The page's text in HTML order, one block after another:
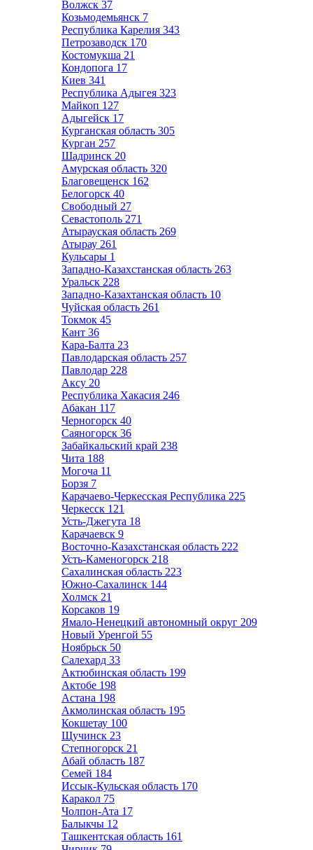
Волжск 37
Козьмодемьянск 7
Республика Карелия 343
Петрозаводск 170
Костомукша 21
Кондопога 17
Киев 341
Республика Адыгея 323
Майкоп 127
Адыгейск 17
Курганская область 305
Курган 257
Шадринск 20
Амурская область 320
Благовещенск 162
Белогорск 40
Свободный 27
Севастополь 271
Атырауская область 269
Атырау 261
Кульсары 1
Западно-Казахстанская область 263
Уральск 228
Западно-Казахтанская область 10
Чуйская область 261
Токмок 45
Кант 36
Кара-Балта 23
Павлодарская область 257
Павлодар 228
Аксу 20
Республика Хакасия 246
Абакан 117
Черногорск 40
Саяногорск 36
Забайкальский край 238
Чита 188
Могоча 11
Борзя 7
Карачаево-Черкесская Республика 225
Черкесск 121
Усть-Джегута 18
Карачаевск 9
Восточно-Казахстанская область 222
Усть-Каменогорск 218
Сахалинская область 223
Южно-Сахалинск 144
Холмск 21
Корсаков 19
Ямало-Ненецкий автономный округ 209
Новый Уренгой 55
Ноябрьск 50
Салехард 33
Актюбинская область 199
Актобе 198
Астана 198
Акмолинская область 195
Кокшетау 100
Щучинск 23
Степногорск 21
Абай область 187
Семей 184
Иссык-Кульская область 170
Каракол 75
Чолпон-Ата 17
Балыкчы 12
Ташкентская область 161